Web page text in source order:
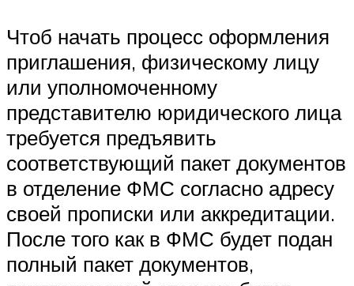
Чтоб начать процесс оформления
приглашения, физическому лицу
или уполномоченному
представителю юридического лица
требуется предъявить
соответствующий пакет документов
в отделение ФМС согласно адресу
своей прописки или аккредитации.
После того как в ФМС будет подан
полный пакет документов,